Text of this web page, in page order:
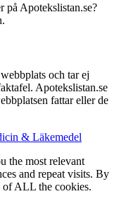
på Apotekslistan.se?
och tar ej
Apotekslistan.se
fattar eller de
& Läkemedel
the most relevant
and repeat visits. By
of ALL the cookies.